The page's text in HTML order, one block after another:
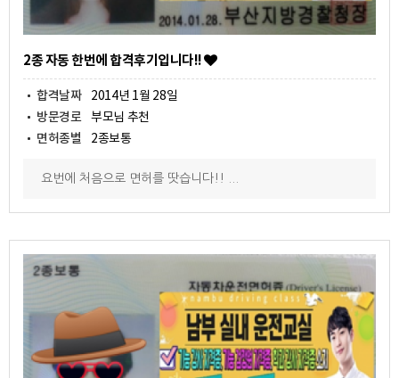
2종 자동 한번에 합격후기입니다!!
합격날짜 2014년 1월 28일
방문경로 부모님 추천
면허종별 2종보통
요번에 처음으로 면허를 땃습니다!! ...